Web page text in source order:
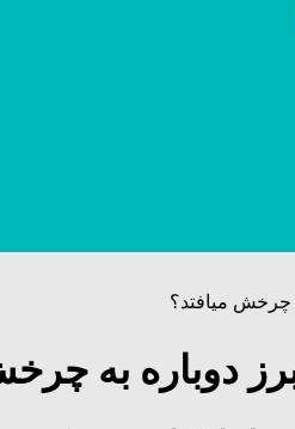
چرخش میافتد؟
دوباره به